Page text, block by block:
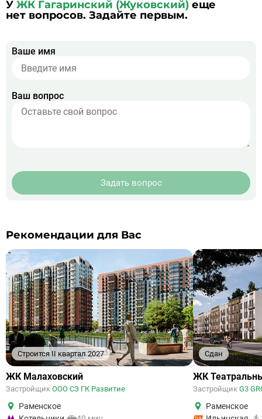
У ЖК Гагаринский (Жуковский) еще
нет вопросов. Задайте первым.
Ваше имя
Ваш вопрос
Задать вопрос
Рекомендации для Вас
Строится II квартал 2027
ЖК Малаховский
Застройщик ООО СЗ ГК Развитие
Раменское
Сдан
ЖК
Застройщик G3
Раменское